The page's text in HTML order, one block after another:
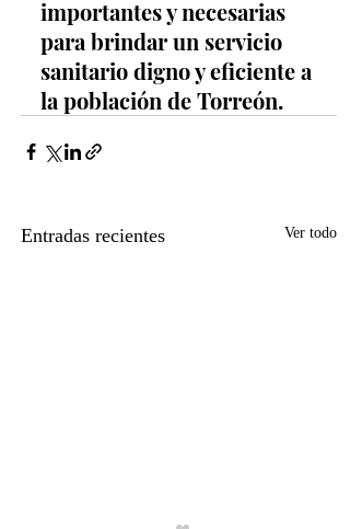
importantes y necesarias
para brindar un servicio
sanitario digno y eficiente a
la población de Torreón.
Entradas recientes Ver todo